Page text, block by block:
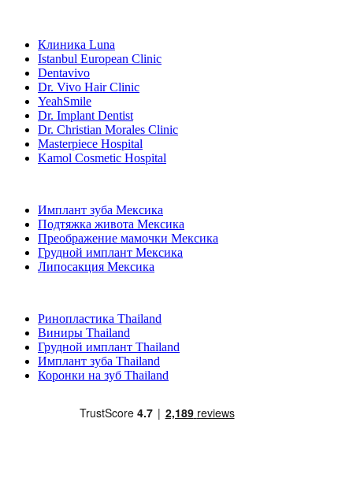
Клиника Luna
Istanbul European Clinic
Dentavivo
Dr. Vivo Hair Clinic
YeahSmile
Dr. Implant Dentist
Dr. Christian Morales Clinic
Masterpiece Hospital
Kamol Cosmetic Hospital
Имплант зуба Мексика
Подтяжка живота Мексика
Преображение мамочки Мексика
Грудной имплант Мексика
Липосакция Мексика
Ринопластика Thailand
Виниры Thailand
Грудной имплант Thailand
Имплант зуба Thailand
Коронки на зуб Thailand